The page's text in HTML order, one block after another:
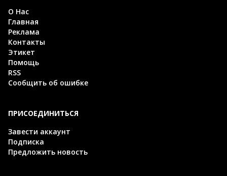
О Нас
Главная
Реклама
Контакты
Этикет
Помощь
RSS
Сообщить об ошибке
ПРИСОЕДИНИТЬСЯ
Завести аккаунт
Подписка
Предложить новость